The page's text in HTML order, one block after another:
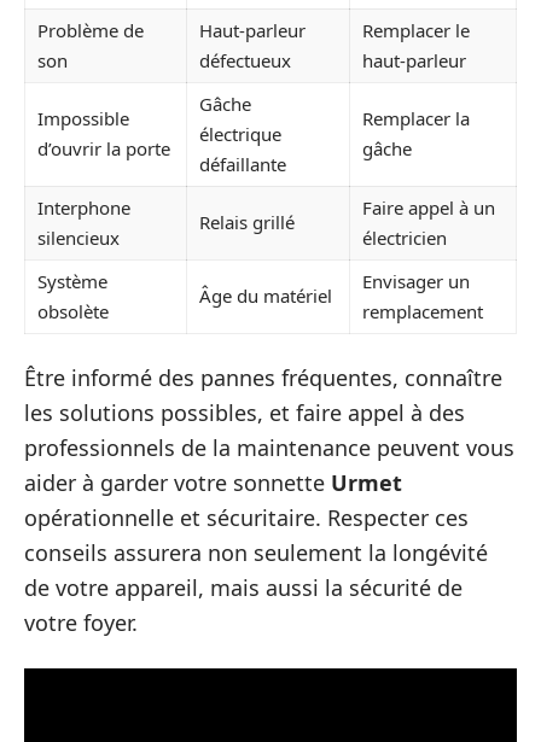
Problème de
son
Haut-parleur
défectueux
Remplacer le
haut-parleur
Impossible
d’ouvrir la porte
Gâche
électrique
défaillante
Remplacer la
gâche
Interphone
silencieux
Relais grillé
Faire appel à un
électricien
Système
obsolète
Âge du matériel
Envisager un
remplacement
Être informé des pannes fréquentes, connaître
les solutions possibles, et faire appel à des
professionnels de la maintenance peuvent vous
aider à garder votre sonnette Urmet
opérationnelle et sécuritaire. Respecter ces
conseils assurera non seulement la longévité
de votre appareil, mais aussi la sécurité de
votre foyer.